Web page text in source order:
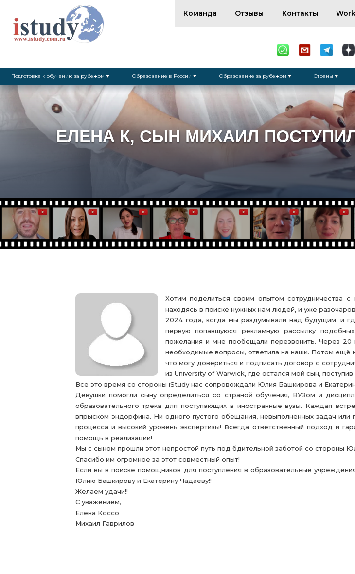
Команда Отзывы Контакты
Подготовка к обучению за рубежом Образование в России Образование за рубежом Страны
ЕЛЕНА К, СЫН МИХАИЛ ПОСТУПИЛ В
Хотим поделиться своим опытом сотрудничества
находясь в поиске нужных нам людей, и уже
2024 года, когда мы раздумывали над будущим, и
первую попавшуюся рекламную рассылку
пожелания и мне пообещали перезвонить. Через
необходимые вопросы, ответила на наши. Потом ещё
что могу довериться и подписать договор о
из University of Warwick, где остался мой сын,
Все это время со стороны iStudy нас сопровождали Юлия Башкирова и
Девушки помогли сыну определиться со страной обучения, ВУЗом и
образовательного трека для поступающих в иностранные вузы. Каждая
впрыском эндорфина. Ни одного пустого обещания, невыполненных задач
процесса и высокий уровень экспертизы! Всегда ответственный подход и
помощь в реализации!
Мы с сыном прошли этот непростой путь под бдительной заботой со стороны
Спасибо им огромное за этот совместный опыт!
Если вы в поиске помощников для поступления в образовательные
Юлию Башкирову и Екатерину Чадаеву!!
Желаем удачи!!
С уважением,
Елена Коссо
Михаил Гаврилов